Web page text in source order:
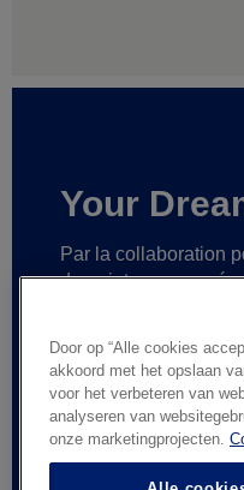
Your
Par la collaboration
de pointe,nous
© AGC Glass Europe 2026
Door op “Alle cookies
akkoord met het opslaan
voor het verbeteren van
analyseren van
onze marketingprojecten.